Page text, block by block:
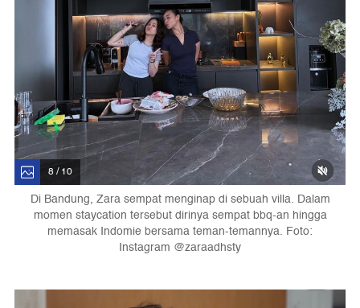
8 / 10
Di Bandung, Zara sempat menginap di sebuah villa. Dalam
momen staycation tersebut dirinya sempat bbq-an hingga
memasak Indomie bersama teman-temannya. Foto:
Instagram @zaraadhsty